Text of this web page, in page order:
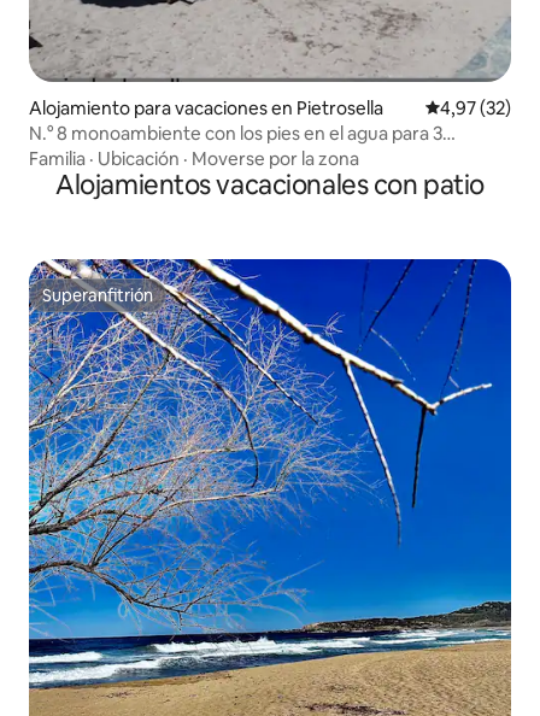
Alojamiento para vacaciones en Pietrosella Calificación
4,97 (32)
N.° 8 monoambiente con los pies en el agua para 3
personas N 8
Familia · Ubicación · Moverse por la zona
Alojamientos vacacionales con patio
Superanfitrión
Superanfitrión